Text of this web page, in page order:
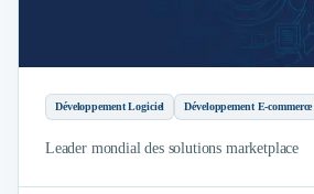
Développement Logiciel Développement E-commerce
Leader mondial des solutions marketplace